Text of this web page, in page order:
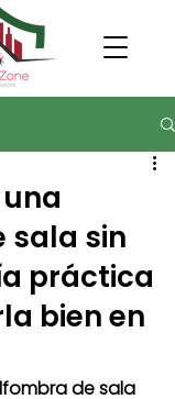
sala sin
práctica
bien en
de sala